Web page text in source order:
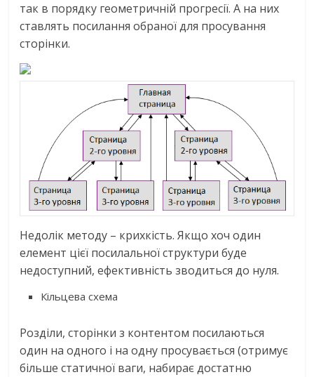
так в порядку геометричній прогресії. А на них
ставлять посилання обраної для просування
сторінки.
Недолік методу – крихкість. Якщо хоч один
елемент цієї посилальної структури буде
недоступний, ефективність зводиться до нуля.
Кільцева схема
Розділи, сторінки з контентом посилаються
один на одного і на одну просувається (отримує
більше статичної ваги, набирає достатню